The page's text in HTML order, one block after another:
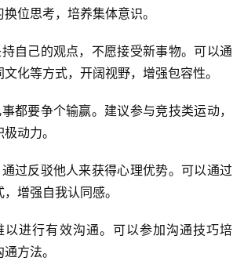
位思考，培养集体意识。
自己的观点，不愿接受新事物。可以通
化等方式，开阔视野，增强包容性。
都要争个输赢。建议参与竞技类运动，
动力。
过反驳他人来获得心理优势。可以通过
增强自我认同感。
以进行有效沟通。可以参加沟通技巧培
方法。